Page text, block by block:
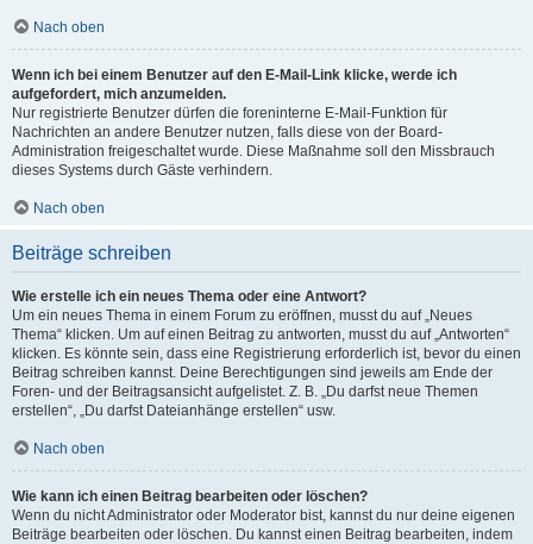
Nach oben
Wenn ich bei einem Benutzer auf den E-Mail-Link klicke, werde ich
aufgefordert, mich anzumelden.
Nur registrierte Benutzer dürfen die foreninterne E-Mail-Funktion für
Nachrichten an andere Benutzer nutzen, falls diese von der Board-
Administration freigeschaltet wurde. Diese Maßnahme soll den Missbrauch
dieses Systems durch Gäste verhindern.
Nach oben
Beiträge schreiben
Wie erstelle ich ein neues Thema oder eine Antwort?
Um ein neues Thema in einem Forum zu eröffnen, musst du auf „Neues
Thema“ klicken. Um auf einen Beitrag zu antworten, musst du auf „Antworten“
klicken. Es könnte sein, dass eine Registrierung erforderlich ist, bevor du einen
Beitrag schreiben kannst. Deine Berechtigungen sind jeweils am Ende der
Foren- und der Beitragsansicht aufgelistet. Z. B. „Du darfst neue Themen
erstellen“, „Du darfst Dateianhänge erstellen“ usw.
Nach oben
Wie kann ich einen Beitrag bearbeiten oder löschen?
Wenn du nicht Administrator oder Moderator bist, kannst du nur deine eigenen
Beiträge bearbeiten oder löschen. Du kannst einen Beitrag bearbeiten, indem